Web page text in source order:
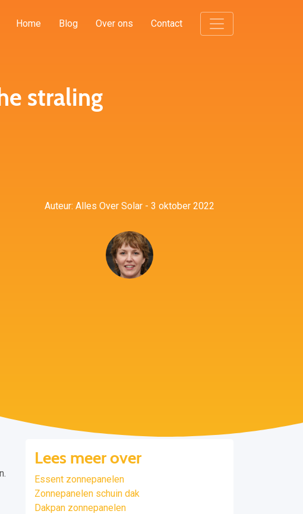
Home Blog Over ons Contact
straling
Auteur: Alles Over Solar - 3 oktober 2022
Lees meer over
Essent zonnepanelen
Zonnepanelen schuin dak
Dakpan zonnepanelen